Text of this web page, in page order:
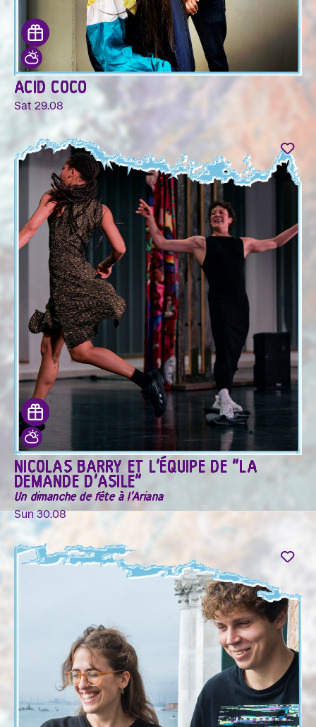
ACID COCO
Sat 29.08
NICOLAS BARRY ET L'ÉQUIPE DE "LA
DEMANDE D'ASILE"
Un dimanche de fête à l'Ariana
Sun 30.08